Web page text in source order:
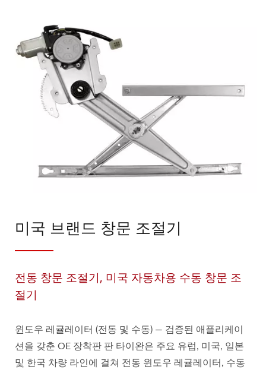
미국 브랜드 창문 조절기
전동 창문 조절기, 미국 자동차용 수동 창문 조
절기
윈도우 레귤레이터 (전동 및 수동) — 검증된 애플리케이
션을 갖춘 OE 장착판 판 타이완은 주요 유럽, 미국, 일본
및 한국 차량 라인에 걸쳐 전동 윈도우 레귤레이터, 수동